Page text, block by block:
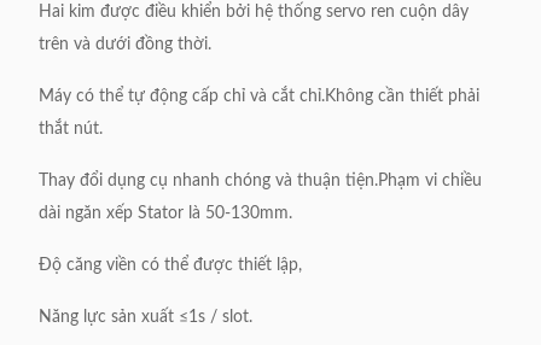
Hai kim được điều khiển bởi hệ thống servo ren cuộn dây
trên và dưới đồng thời.
Máy có thể tự động cấp chỉ và cắt chỉ.Không cần thiết phải
thắt nút.
Thay đổi dụng cụ nhanh chóng và thuận tiện.Phạm vi chiều
dài ngăn xếp Stator là 50-130mm.
Độ căng viền có thể được thiết lập,
Năng lực sản xuất ≤1s / slot.